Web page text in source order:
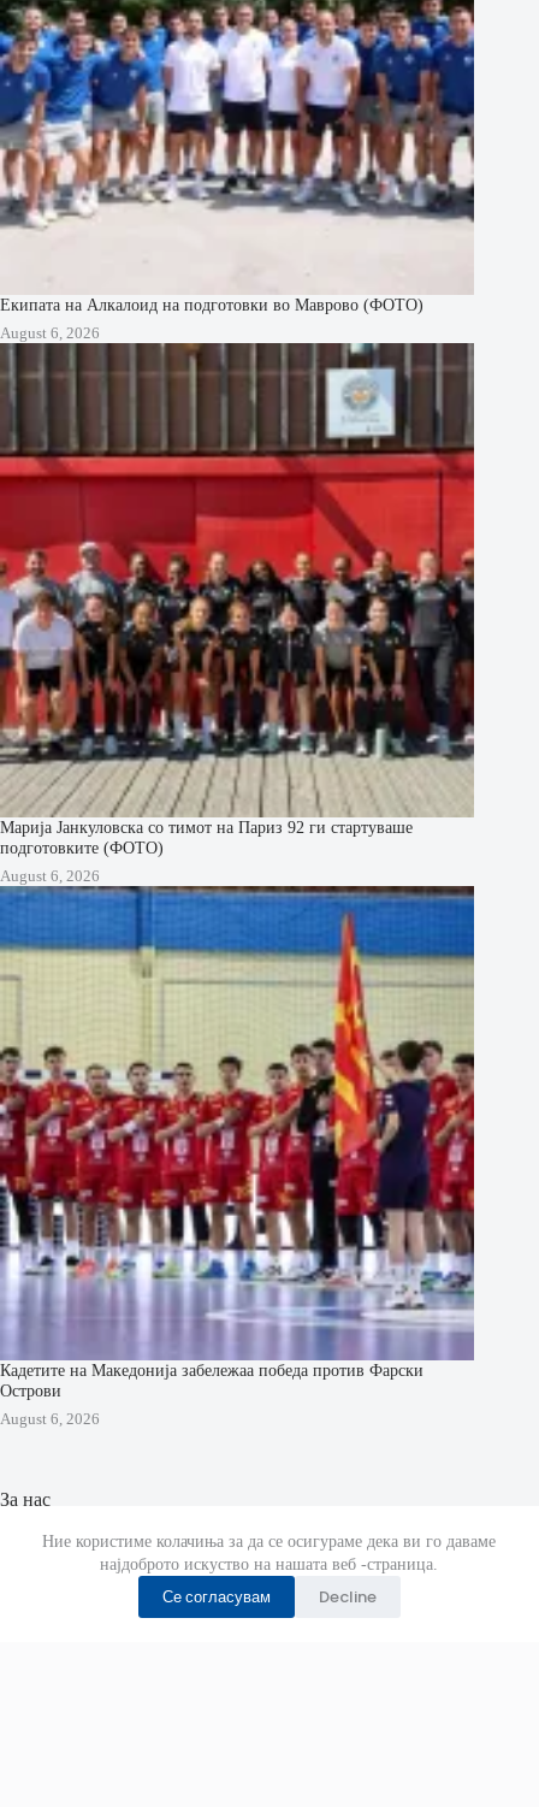
Ние користиме колачиња за да се осигураме дека ви го даваме
најдоброто искуство на нашата веб -страница.
Се согласувам Decline
Екипата на Алкалоид на подготовки во Маврово (ФОТО)
August 6, 2026
Марија Јанкуловска со тимот на Париз 92 ги стартуваше
подготовките (ФОТО)
August 6, 2026
Кадетите на Македонија забележаа победа против Фарски
Острови
August 6, 2026
За нас
МК Ракомет страницата е отворена на 29 Октомври 2019
Страната известува за случувањата во ракометот низ